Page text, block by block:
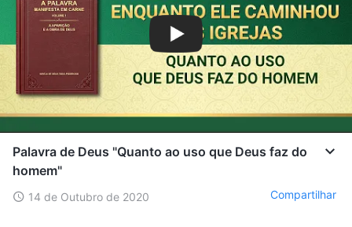
Palavra de Deus "Quanto ao uso que Deus faz do
homem"
14 de Outubro de 2020 Compartilhar